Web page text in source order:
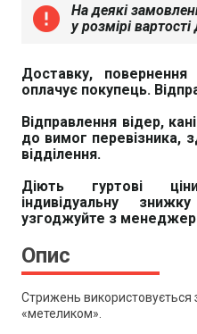
error
На деякі
у розмірі
Доставку, повернення
оплачує покупець.
Відправлення відер,
до вимог перевізника,
відділення.
Діють гуртові
індивідуальну
узгоджуйте з
Опис
Стрижень використовується
«метеликом».